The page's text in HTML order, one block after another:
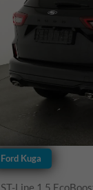
Ford Kuga